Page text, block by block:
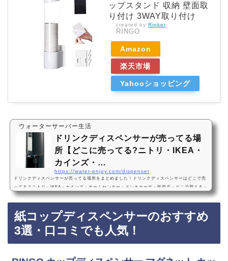
ップスタンド 収納 壁面取
り付け 3WAY取り付け
created by Rinker
RINGO
Amazon
楽天市場
Yahooショッピング
ウォーターサーバー生活
ドリンクディスペンサーが売ってる場
所【どこに売ってる?ニトリ・IKEA・
カインズ・…
https://water-enjoy.com/dispenser
ドリンクディスペンサーが売ってる場所をまとめました！ドリンクディスペンサーはどこで売
ってる？ニトリ・IKEA・カインズ・ホームセンター・ドンキホーテ・販売店・どこで買える・
Amazon・ドリンクサーバードリンクディスペンサーは、ニトリ、IKEA、カインズ、ホームセ
などインターネットサイトでも手軽に買えておすすめです！ドリンクディスペンサーおすすめ
3選・口コミでも人気象印 真空ドリンクディスペンサー /63-1255-35・保温・保冷・使い…
紙コップディスペンサーのおすすめ
3選・口コミでも人気！